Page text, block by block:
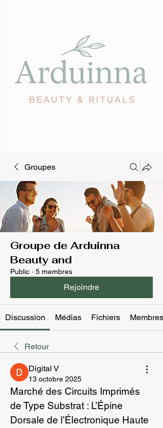
Groupes
Groupe de Arduinna
Beauty and
Public · 5 membres
Rejoindre
Discussion Médias Fichiers Membres
Retour
Digital V
13 octobre 2025
Marché des Circuits Imprimés
de Type Substrat : L’Épine
Dorsale de l’Électronique Haute